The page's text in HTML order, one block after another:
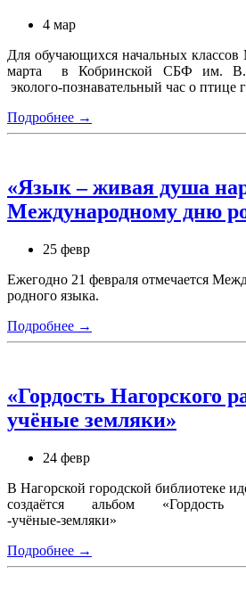
4 мар
Для обучающихся начальных
марта в Кобринской СБФ им.
эколого-познавательный час о птице
Подробнее →
«Язык – живая душа
Международному дню
25 февр
Ежегодно 21 февраля отмечается
родного языка.
Подробнее →
«Гордость Нагорского
учёные земляки»
24 февр
В Нагорской городской библиотеке
создаётся альбом «Гордость
-учёные‑земляки»
Подробнее →